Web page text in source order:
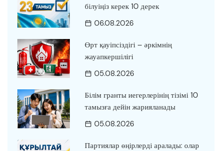
білуіңіз керек 10 дерек
06.08.2026
Өрт қауіпсіздігі – әркімнің
жауапкершілігі
05.08.2026
Білім гранты иегерлерінің тізімі 10
тамызға дейін жарияланады
05.08.2026
Партиялар өңірлерді аралады: олар